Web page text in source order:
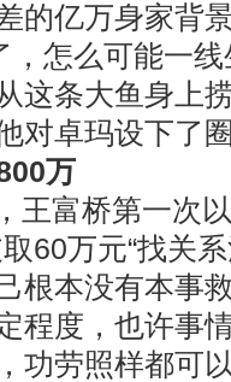
亿万身家背景
，怎么可能一
这条大鱼身上
对卓玛设下了
万
富桥第一次以
60万元“找关
本没有本事
程度，也许事
功劳照样都可